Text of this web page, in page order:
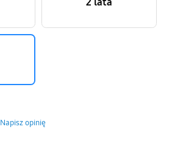
Napisz opinię